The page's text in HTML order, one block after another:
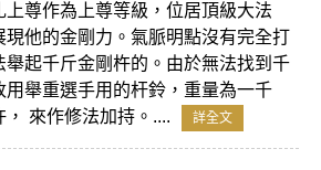
上尊作為上尊等級，位居頂級大法
現他的金剛力。氣脈明點沒有完全打
舉起千斤金剛杵的。由於無法找到千
用舉重選手用的杆鈴，重量為一千
來作修法加持。....
詳全文